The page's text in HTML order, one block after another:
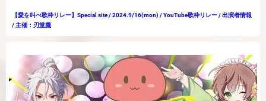
【愛を叫べ歌枠リレー】Special site / 2024.9/16(mon) / YouTube歌枠リレー / 出演者情報
/ 主催：刃堂朧